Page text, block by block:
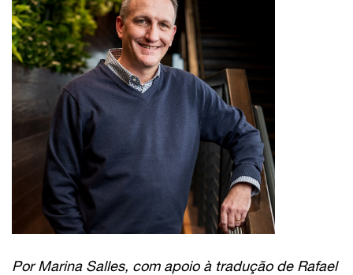
Por Marina Salles, com apoio à tradução de Rafael